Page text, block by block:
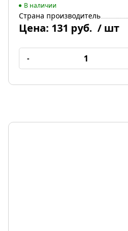
В наличии
Страна производитель
Цена: 131 руб. / шт
-